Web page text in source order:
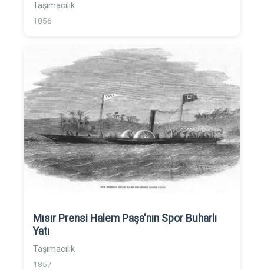
Taşımacılık
1856
Mısır Prensi Halem Paşa'nın Spor Buharlı
Yatı
Taşımacılık
1857